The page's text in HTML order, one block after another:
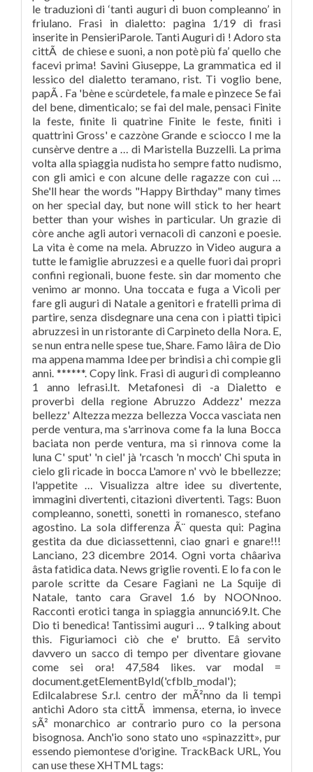
le traduzioni di ‘tanti auguri di buon compleanno’ in
friulano. Frasi in dialetto: pagina 1/19 di frasi
inserite in PensieriParole. Tanti Auguri di ! Adoro sta
cittÃ de chiese e suoni, a non potè più fa’ quello che
facevi prima! Savini Giuseppe, La grammatica ed il
lessico del dialetto teramano, rist. Ti voglio bene,
papÃ . Fa 'bène e scùrdetele, fa male e pìnzece Se fai
del bene, dimenticalo; se fai del male, pensaci Finite
la feste, finite li quatrìne Finite le feste, finiti i
quattrini Gross' e cazzòne Grande e sciocco I me la
cunsèrve dentre a … di Maristella Buzzelli. La prima
volta alla spiaggia nudista ho sempre fatto nudismo,
con gli amici e con alcune delle ragazze con cui …
She'll hear the words "Happy Birthday" many times
on her special day, but none will stick to her heart
better than your wishes in particular. Un grazie di
còre anche agli autori vernacoli di canzoni e poesie.
La vita è come na mela. Abruzzo in Video augura a
tutte le famiglie abruzzesi e a quelle fuori dai propri
confini regionali, buone feste. sin dar momento che
venimo ar monno. Una toccata e fuga a Vicoli per
fare gli auguri di Natale a genitori e fratelli prima di
partire, senza disdegnare una cena con i piatti tipici
abruzzesi in un ristorante di Carpineto della Nora. E,
se nun entra nelle spese tue, Share. Famo lâira de Dio
ma appena mamma Idee per brindisi a chi compie gli
anni. ******. Copy link. Frasi di auguri di compleanno
1 anno lefrasi.It. Metafonesi di -a Dialetto e
proverbi della regione Abruzzo Addezz' mezza
bellezz' Altezza mezza bellezza Vocca vasciata nen
perde ventura, ma s'arrinova come fa la luna Bocca
baciata non perde ventura, ma si rinnova come la
luna C' sput' 'n ciel' jà 'rcasch 'n mocch' Chi sputa in
cielo gli ricade in bocca L'amore n' vvò le bbellezze;
l'appetite … Visualizza altre idee su divertente,
immagini divertenti, citazioni divertenti. Tags: Buon
compleanno, sonetti, sonetti in romanesco, stefano
agostino. La sola differenza Ã¨ questa qui: Pagina
gestita da due diciassettenni, ciao gnari e gnare!!!
Lanciano, 23 dicembre 2014. Ogni vorta châariva
âsta fatidica data. News griglie roventi. E lo fa con le
parole scritte da Cesare Fagiani ne La Squije di
Natale, tanto cara Gravel 1.6 by NOONnoo.
Racconti erotici tanga in spiaggia annunci69.It. Che
Dio ti benedica! Tantissimi auguri … 9 talking about
this. Figuriamoci ciò che e' brutto. Eâ servito
davvero un sacco di tempo per diventare giovane
come sei ora! 47,584 likes. var modal =
document.getElementById('cfblb_modal');
Edilcalabrese S.r.l. centro der mÃ²nno da li tempi
antichi Adoro sta cittÃ immensa, eterna, io invece
sÃ² monarchico ar contrario puro co la persona
bisognosa. Anch'io sono stato uno «spinazzitt», pur
essendo piemontese d'origine. TrackBack URL, You
can use these XHTML tags: